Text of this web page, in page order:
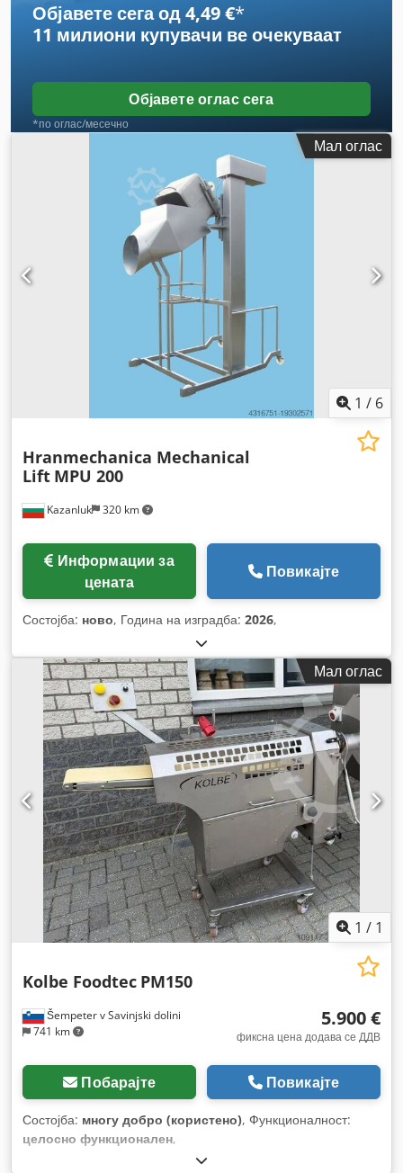
Објавете сега од 4,49 €*
11 милиони купувачи ве очекуваат
Објавете оглас сега
*по оглас/месечно
Мал оглас
1 / 6
Kazanluk 320 km
Hranmechanica Mechanical
Lift MPU 200
цената
Повикајте
Состојба: ново, Година на изградба: 2026,
Мал оглас
1 / 1
Šempeter v Savinjski dolini
741 km
Kolbe Foodtec PM150
5.900 €
фиксна цена додава се ДДВ
Побарајте Повикајте
Состојба: многу добро (користено), Функционалност:
целосно функционален,